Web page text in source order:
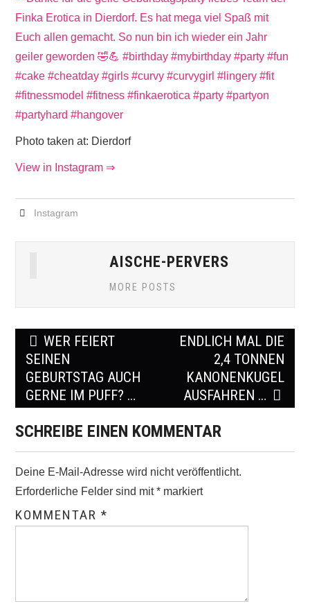
Photo taken at: Dierdorf
View in Instagram ⇒
Instagram
AISCHE-PERVERS
MORE POSTS
Post
navigation
WER FEIERT
SEINEN
GEBURTSTAG AUCH
GERNE IM PUFF? …
ENDLICH MAL DIE
2,4 TONNEN
KANONENKUGEL
AUSFAHREN …
SCHREIBE EINEN KOMMENTAR
Deine E-Mail-Adresse wird nicht veröffentlicht.
Erforderliche Felder sind mit* markiert
KOMMENTAR*